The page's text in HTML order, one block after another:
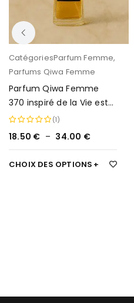
CatégoriesParfum Femme,
Parfums Qiwa Femme
Parfum Qiwa Femme
370 inspiré de la Vie est
Belle de Lancôme
Note 5.00
sur 5
(1)
18.50 € – 34.00 €
CHOIX DES OPTIONS